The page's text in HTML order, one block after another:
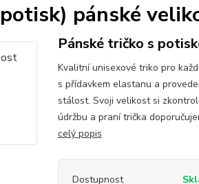
pánské
Pánské tričko s
Kvalitní unisexové triko pro
s přídavkem elastanu a
stálost. Svoji velikost si
údržbu a praní trička
celý popis
Dostupnost